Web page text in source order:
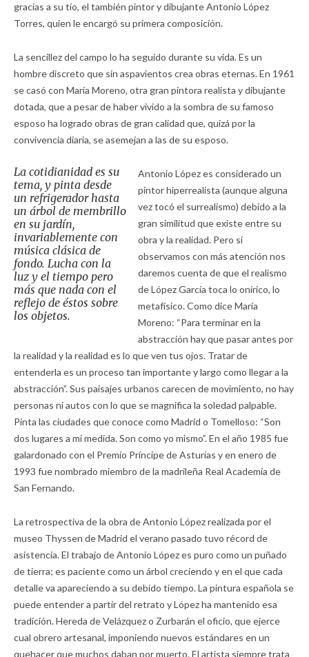
gracias a su tío, el también pintor y dibujante Antonio López
Torres, quien le encargó su primera composición.
La sencillez del campo lo ha seguido durante su vida. Es un
hombre discreto que sin aspavientos crea obras eternas. En 1961
se casó con María Moreno, otra gran pintora realista y dibujante
dotada, que a pesar de haber vivido a la sombra de su famoso
esposo ha logrado obras de gran calidad que, quizá por la
convivencia diaria, se asemejan a las de su esposo.
La cotidianidad es su
tema, y pinta desde
un refrigerador hasta
un árbol de membrillo
en su jardín,
invariablemente con
música clásica de
fondo. Lucha con la
luz y el tiempo pero
más que nada con el
reflejo de éstos sobre
los objetos.
Antonio López es considerado un
pintor hiperrealista (aunque alguna
vez tocó el surrealismo) debido a la
gran similitud que existe entre su
obra y la realidad. Pero si
observamos con más atención nos
daremos cuenta de que el realismo
de López García toca lo onírico, lo
metafísico. Como dice María
Moreno: “Para terminar en la
abstracción hay que pasar antes por
la realidad y la realidad es lo que ven tus ojos. Tratar de
entenderla es un proceso tan importante y largo como llegar a la
abstracción”. Sus paisajes urbanos carecen de movimiento, no hay
personas ni autos con lo que se magnifica la soledad palpable.
Pinta las ciudades que conoce como Madrid o Tomelloso: “Son
dos lugares a mi medida. Son como yo mismo”. En el año 1985 fue
galardonado con el Premio Príncipe de Asturias y en enero de
1993 fue nombrado miembro de la madrileña Real Academia de
San Fernando.
La retrospectiva de la obra de Antonio López realizada por el
museo Thyssen de Madrid el verano pasado tuvo récord de
asistencia. El trabajo de Antonio López es puro como un puñado
de tierra; es paciente como un árbol creciendo y en el que cada
detalle va apareciendo a su debido tiempo. La pintura española se
puede entender a partir del retrato y López ha mantenido esa
tradición. Hereda de Velázquez o Zurbarán el oficio, que ejerce
cual obrero artesanal, imponiendo nuevos estándares en un
quehacer que muchos daban por muerto. El artista siempre trata